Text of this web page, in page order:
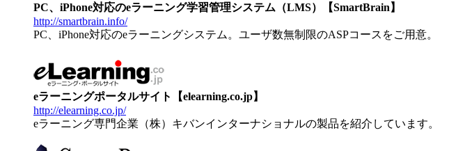
PC、iPhone対応のeラーニング学習管理システム（LMS）【SmartBrain】
http://smartbrain.info/
PC、iPhone対応のeラーニングシステム。ユーザ数無制限のASPコースをご用意。
eラーニングポータルサイト【elearning.co.jp】
http://elearning.co.jp/
eラーニング専門企業（株）キバンインターナショナルの製品を紹介しています。